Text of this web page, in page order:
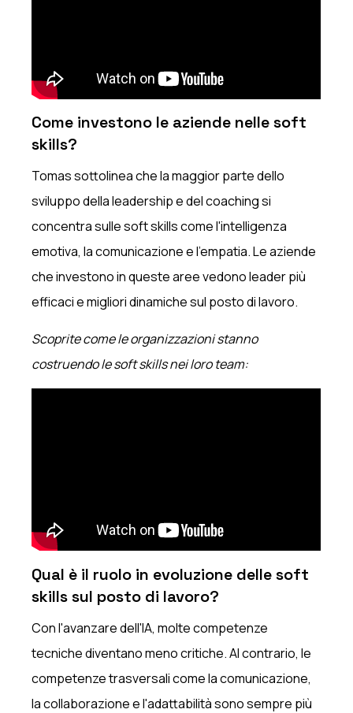
Come investono le aziende nelle soft
skills?
Tomas sottolinea che la maggior parte dello
sviluppo della leadership e del coaching si
concentra sulle soft skills come l'intelligenza
emotiva, la comunicazione e l'empatia. Le aziende
che investono in queste aree vedono leader più
efficaci e migliori dinamiche sul posto di lavoro.
Scoprite come le organizzazioni stanno
costruendo le soft skills nei loro team:
Qual è il ruolo in evoluzione delle soft
skills sul posto di lavoro?
Con l'avanzare dell'IA, molte competenze
tecniche diventano meno critiche. Al contrario, le
competenze trasversali come la comunicazione,
la collaborazione e l'adattabilità sono sempre più